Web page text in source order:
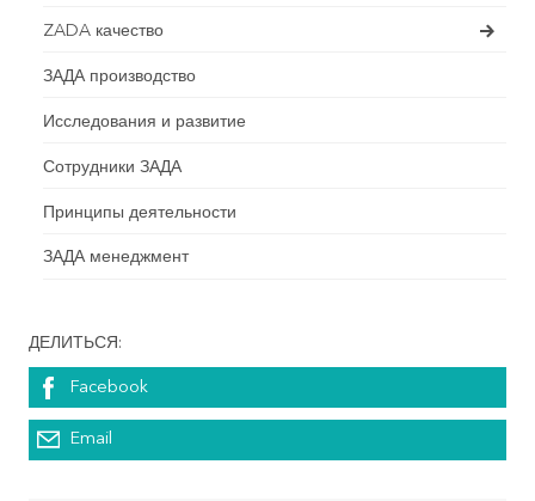
ZADA качество
ЗАДА производство
Исследования и развитие
Сотрудники ЗАДА
Принципы деятельности
ЗАДА менеджмент
ДЕЛИТЬСЯ:
Facebook
Email